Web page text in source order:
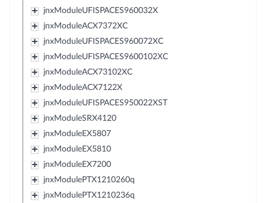
jnxModuleUFISPACES960032X
jnxModuleACX7372XC
jnxModuleUFISPACES960072XC
jnxModuleUFISPACES9600102XC
jnxModuleACX73102XC
jnxModuleACX7122X
jnxModuleUFISPACES950022XST
jnxModuleSRX4120
jnxModuleEX5807
jnxModuleEX5810
jnxModuleEX7200
jnxModulePTX1210260q
jnxModulePTX1210236q